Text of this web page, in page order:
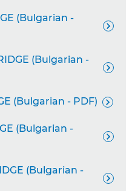
(Bulgarian -

(Bulgarian -

(Bulgarian - PDF) 
(Bulgarian -

(Bulgarian -
